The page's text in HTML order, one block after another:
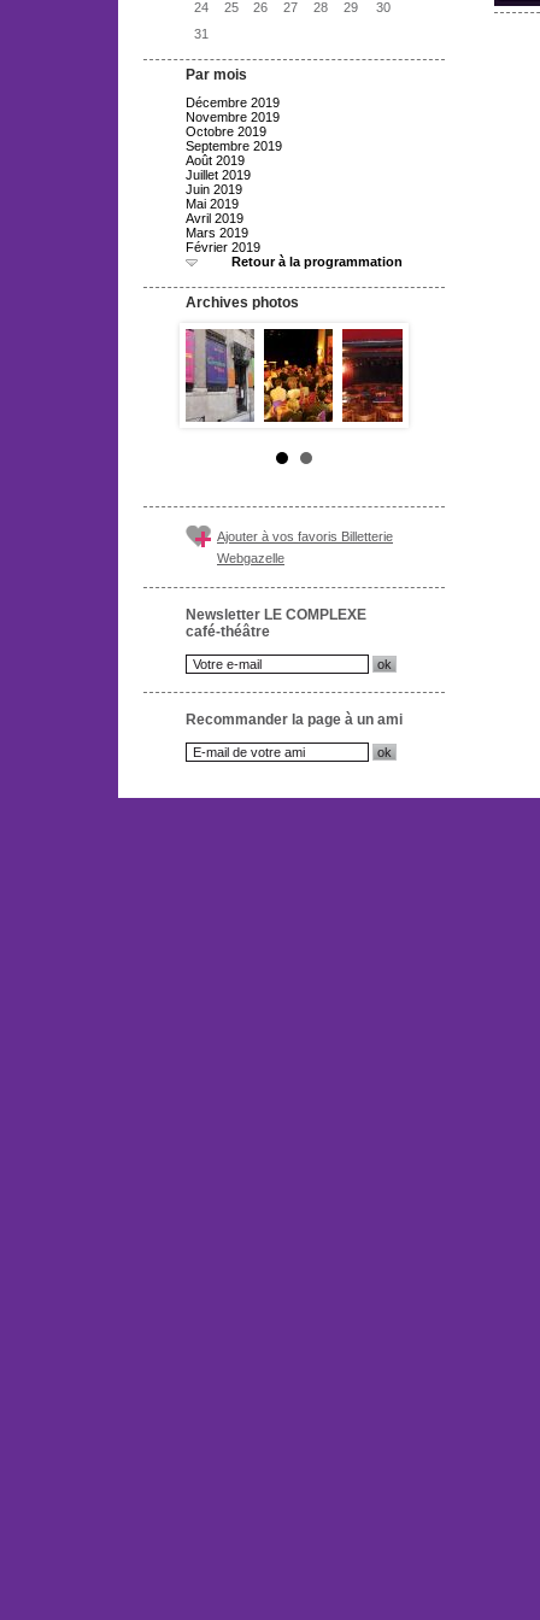
24
25 26 27 28 29
30
31
Par mois
Décembre 2019
Novembre 2019
Octobre 2019
Septembre 2019
Août 2019
Juillet 2019
Juin 2019
Mai 2019
Avril 2019
Mars 2019
Février 2019
Retour à la programmation
Archives photos
Ajouter à vos favoris Billetterie
Webgazelle
Newsletter LE COMPLEXE
café-théâtre
Recommander la page à un ami